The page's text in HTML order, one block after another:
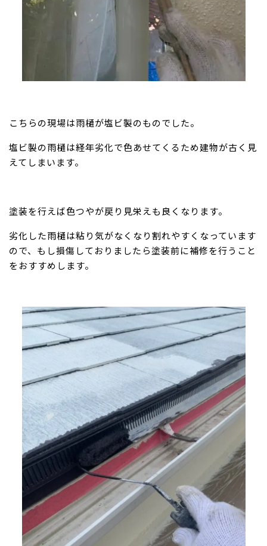
こちらの現場は雨樋が塩ビ製のものでした。
塩ビ製の雨樋は経年劣化で色あせてくるため建物が古く見
えてしまいます。
塗装を行えば色つやが戻り見栄えも良くなります。
劣化した雨樋は粘り気がなくなり割れやすくなっています
ので、もし損傷しておりましたら塗装前に補修を行うこと
をおすすめします。